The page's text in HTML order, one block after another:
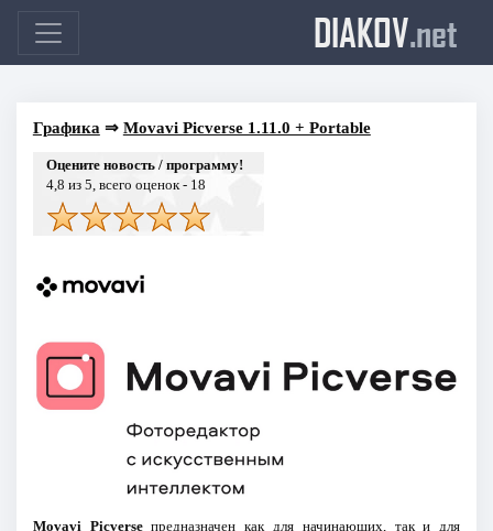
DIAKOV.net
Графика ⇒ Movavi Picverse 1.11.0 + Portable
Оцените новость / программу!
4,8 из 5, всего оценок - 18
Movavi Picverseпредназначен как для начинающих, так и для